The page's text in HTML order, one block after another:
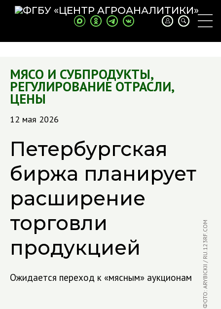
МЯСО И СУБПРОДУКТЫ,
РЕГУЛИРОВАНИЕ ОТРАСЛИ,
ЦЕНЫ
12 мая 2026
Петербургская
биржа планирует
расширение
торговли
продукцией
Ожидается переход к «мясным» аукционам ФОТО: ARYBICKII / RU.123RF.COM